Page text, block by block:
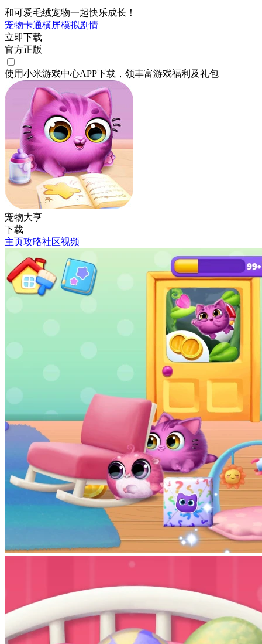
和可爱毛绒宠物一起快乐成长！
宠物卡通横屏模拟剧情
立即下载
官方正版
使用小米游戏中心APP下载 ，领丰富游戏福利 及礼包
宠物大亨
下载
主页攻略社区视频